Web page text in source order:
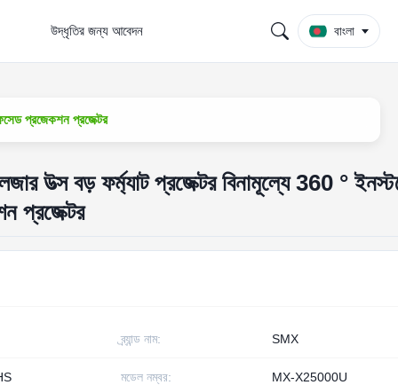
উদ্ধৃতির জন্য আবেদন বাংলা
প্রজেকশন প্রজেক্টর
উত্স বড় ফর্ম্যাট প্রজেক্টর বিনামূল্যে 360 °
প্রজেক্টর
ব্র্যান্ড নাম: SMX
মডেল নম্বর: MX-X25000U